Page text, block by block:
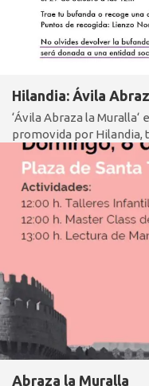
Hilandia: Ávila
‘Ávila Abraza la Muralla‘
promovida por
Abraza la Muralla